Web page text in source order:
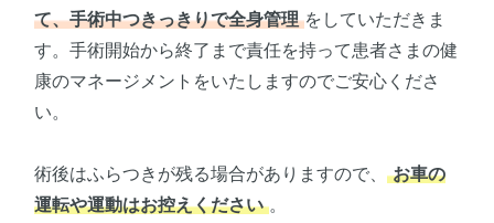
て、手術中つきっきりで全身管理 をしていただきま
す。手術開始から終了まで責任を持って患者さまの健
康のマネージメントをいたしますのでご安心くださ
い。
術後はふらつきが残る場合がありますので、
お車の
運転や運動はお控えください 。